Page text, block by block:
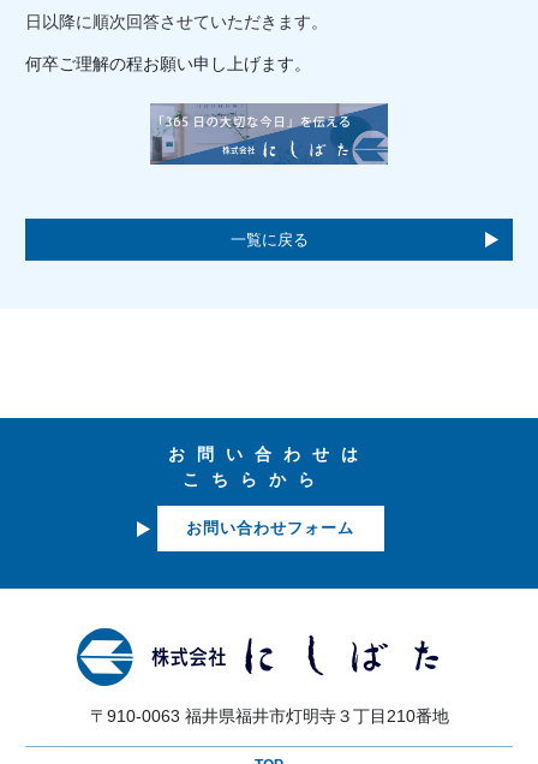
日以降に順次回答させていただきます。
何卒ご理解の程お願い申し上げます。
一覧に戻る
お問い合わせは
こちらから
お問い合わせフォーム
〒910-0063 福井県福井市灯明寺３丁目210番地